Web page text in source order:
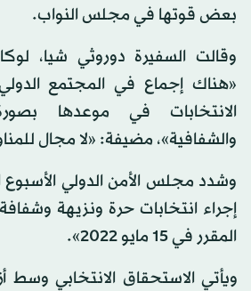
بعض قوتها في مجلس النواب.
وقالت السفيرة دوروثي شيا،
«هناك إجماع في المجتمع
الانتخابات في موعدها
والشفافية»، مضيفة: «لا مجال
وشدد مجلس الأمن الدولي
إجراء انتخابات حرة ونزيهة
المقرر في 15 مايو 2022».
ويأتي الاستحقاق الانتخابي وسط